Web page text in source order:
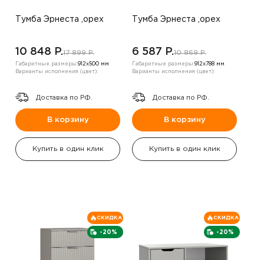
Тумба Эрнеста ,орех
10 848 P.17 899 P.
Габаритные размеры:912х500 мм
Варианты исполнения (цвет):
Доставка по РФ.
В корзину
Купить в один клик
Тумба Эрнеста ,орех
6 587 P.10 869 P.
Габаритные размеры:912х788 мм
Варианты исполнения (цвет):
Доставка по РФ.
В корзину
Купить в один клик
-20%
СКИДКА
-20%
СКИДКА